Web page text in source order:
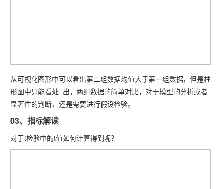
从可视化图形中可以看出第二组数据均值大于第一组数据，但是柱
形图中只能看处=出，两组数据的简单对比，对于模型的分析或者
显著性的判断，还是需要进行假设检验。
03、指标解读
对于t检验中的t值如何计算得到呢？